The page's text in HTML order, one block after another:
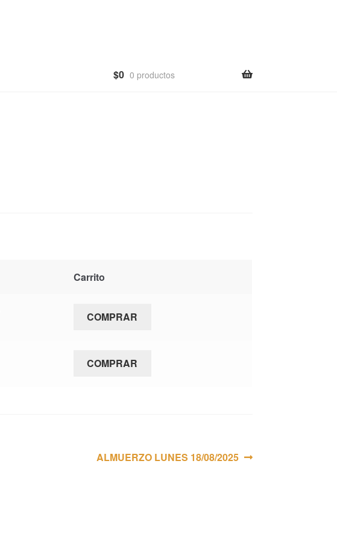
$0 0 productos
Carrito
COMPRAR
COMPRAR
Siguiente:
ALMUERZO LUNES 18/08/2025